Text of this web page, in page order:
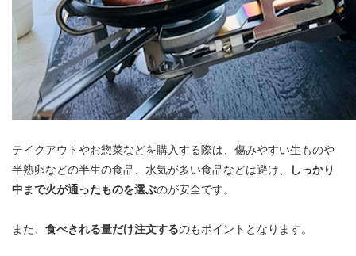
テイクアウトやお惣菜などを購入する際は、傷みやすい生ものや
半熟卵などの半生の食品、水気が多い食品などは避け、
しっかり
中まで火が通ったものを選ぶのが安全です。
また、 食べきれる量だけ注文するのもポイントとなります。